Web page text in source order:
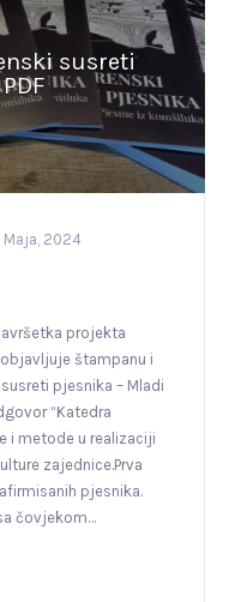
susreti
Maja, 2024
projekta
štampanu i
pjesnika – Mladi
“Katedra
i metode u realizaciji
zajednice.Prva
pjesnika.
čovjekom…